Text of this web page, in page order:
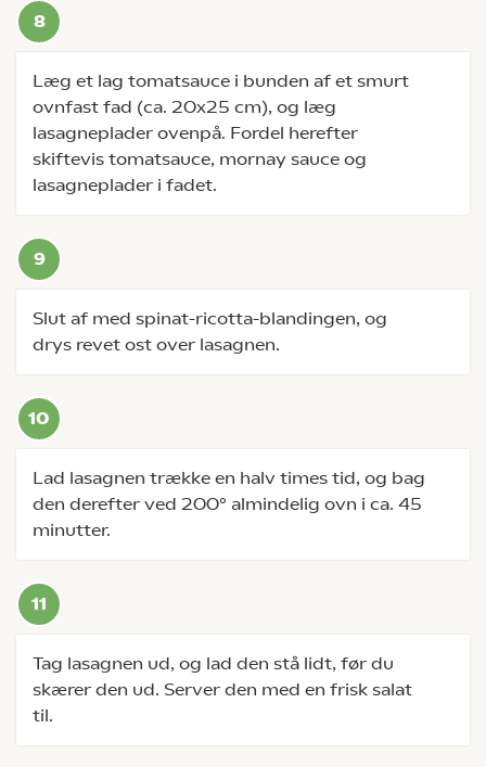
Læg et lag tomatsauce i bunden af et smurt
ovnfast fad (ca. 20x25 cm), og læg
lasagneplader ovenpå. Fordel herefter
skiftevis tomatsauce, mornay sauce og
lasagneplader i fadet.
Slut af med spinat-ricotta-blandingen, og
drys revet ost over lasagnen.
Lad lasagnen trække en halv times tid, og bag
den derefter ved 200° almindelig ovn i ca. 45
minutter.
Tag lasagnen ud, og lad den stå lidt, før du
skærer den ud. Server den med en frisk salat
til.